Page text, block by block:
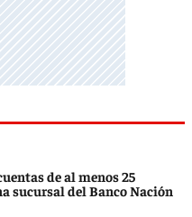
de al menos 25
sucursal del Banco Nación